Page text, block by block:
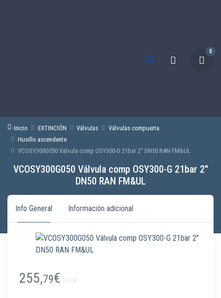
0
Inicio EXTINCIÓN Válvulas
Válvulas compuerta
Husillo ascendente
VCOSY300G050 Válvula comp OSY300-G 21bar 2″ DN50 RAN FM&UL
VCOSY300G050 Válvula comp OSY300-G 21bar 2″
DN50 RAN FM&UL
Info General Información adicional
255,79€ + IVA